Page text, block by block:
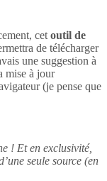
cet outil de
de télécharger
une suggestion à
mise à jour
(je pense que
! Et en exclusivité,
seule source (en